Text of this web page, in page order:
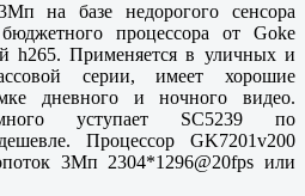
на базе недорогого сенсора
процессора от Goke
h265. Применяется в уличных и
серии, имеет хорошие
дневного и ночного видео.
уступает SC5239 по
Процессор GK7201v200
3Мп 2304*1296@20fps или